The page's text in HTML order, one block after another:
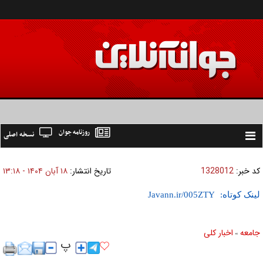
Toggle
نسخه اصلی روزنامه جوان
کد خبر: 1328012 تاریخ انتشار: ۱۸ آبان ۱۴۰۴ - ۱۳:۱۸
لینک کوتاه:
جامعه » اخبار كلی